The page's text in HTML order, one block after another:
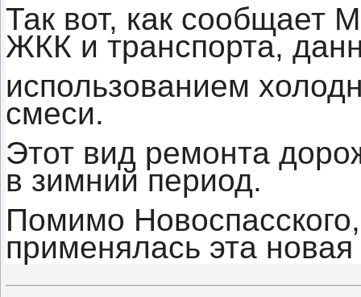
Так вот, как сообщает
ЖКК и транспорта,
использованием
смеси.
Этот вид ремонта
в зимний период.
Помимо
применялась эта новая